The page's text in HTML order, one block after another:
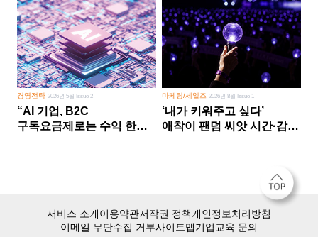
경영전략 2026년 5월 Issue 2
“AI 기업, B2C
구독요금제로는 수익 한계
마케팅/세일즈 2026년 8월 Issue 1
‘내가 키워주고 싶다’
애착이 팬덤 씨앗 시간·감정
서비스 소개이용약관저작권 정책개인정보처리방침
이메일 무단수집 거부사이트맵기업교육 문의